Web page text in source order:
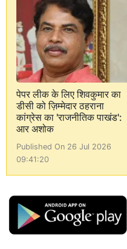
पेपर लीक के लिए शिवकुमार का
डीसी को ज़िम्मेदार ठहराना
कांग्रेस का 'राजनीतिक पाखंड':
आर अशोक
Published On 26 Jul 2026
09:41:20